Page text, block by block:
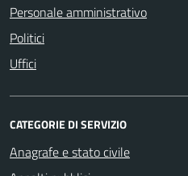
Personale amministrativo
Politici
Uffici
CATEGORIE DI SERVIZIO
Anagrafe e stato civile